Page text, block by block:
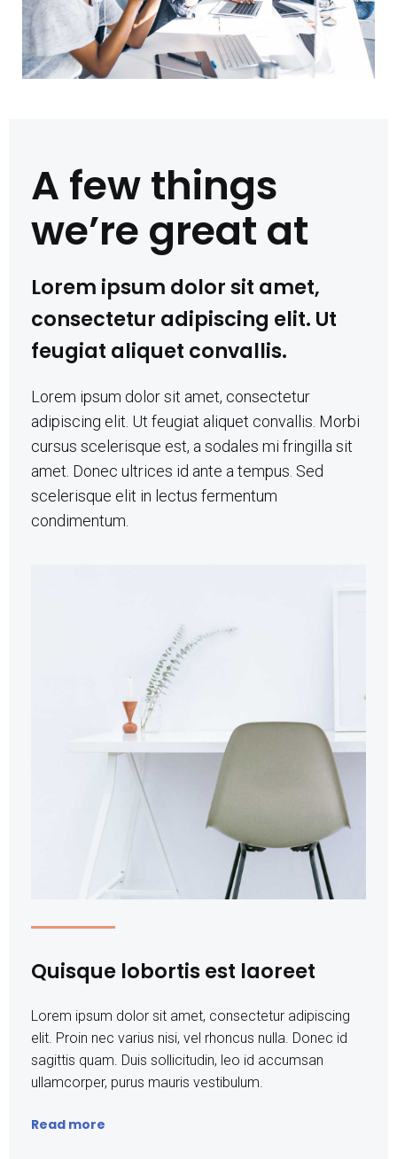
A few things
we’re great at
Lorem ipsum dolor sit amet,
consectetur adipiscing elit. Ut
feugiat aliquet convallis.
Lorem ipsum dolor sit amet, consectetur
adipiscing elit. Ut feugiat aliquet convallis. Morbi
cursus scelerisque est, a sodales mi fringilla sit
amet. Donec ultrices id ante a tempus. Sed
scelerisque elit in lectus fermentum
condimentum.
Quisque lobortis est laoreet
Lorem ipsum dolor sit amet, consectetur adipiscing
elit. Proin nec varius nisi, vel rhoncus nulla. Donec id
sagittis quam. Duis sollicitudin, leo id accumsan
ullamcorper, purus mauris vestibulum.
Read more